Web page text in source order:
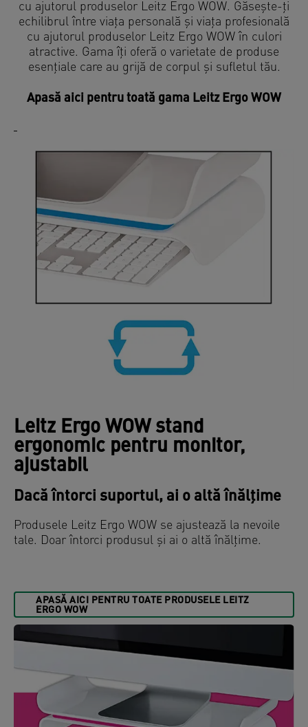
cu ajutorul produselor Leitz Ergo WOW. Găsește-ți
echilibrul între viața personală și viața profesională
cu ajutorul produselor Leitz Ergo WOW în culori
atractive. Gama îți oferă o varietate de produse
esențiale care au grijă de corpul și sufletul tău.
Apasă aici pentru toată gama Leitz Ergo WOW
Leitz Ergo WOW stand
ergonomic pentru monitor,
ajustabil
Dacă întorci suportul, ai o altă înălțime
Produsele Leitz Ergo WOW se ajustează la nevoile
tale. Doar întorci produsul și ai o altă înălțime.
APASĂ AICI PENTRU TOATE PRODUSELE LEITZ
ERGO WOW